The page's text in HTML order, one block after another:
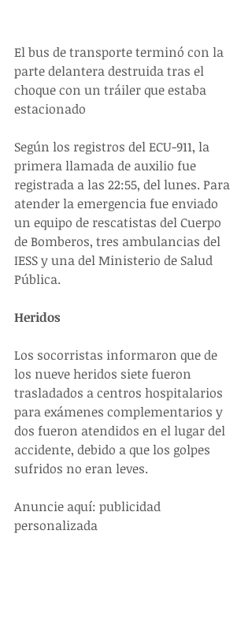
El bus de transporte terminó con la
parte delantera destruida tras el
choque con un tráiler que estaba
estacionado
Según los registros del ECU-911, la
primera llamada de auxilio fue
registrada a las 22:55, del lunes. Para
atender la emergencia fue enviado
un equipo de rescatistas del Cuerpo
de Bomberos, tres ambulancias del
IESS y una del Ministerio de Salud
Pública.
Heridos
Los socorristas informaron que de
los nueve heridos siete fueron
trasladados a centros hospitalarios
para exámenes complementarios y
dos fueron atendidos en el lugar del
accidente, debido a que los golpes
sufridos no eran leves.
Anuncie aquí: publicidad
personalizada